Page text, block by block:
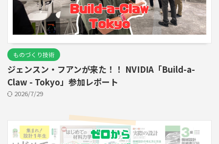
ものづくり技術
ジェンスン・フアンが来た！！ NVIDIA「Build-a-
Claw - Tokyo」参加レポート
2026/7/29